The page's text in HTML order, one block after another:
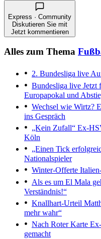
Express · Community
Diskutieren Sie mit
Jetzt kommentieren
Alles zum Thema
2. Bundesliga live
Bundesliga live Jetzt
Europapokal und
Wechsel wie Wirtz?
ins Gespräch
„Kein Zufall“ Ex-
Köln
„Einen Tick
Nationalspieler
Winter-Offerte
Als es um El Mala
Verständnis!“
Knallhart-Urteil
mehr wahr“
Nach Roter Karte
gemacht